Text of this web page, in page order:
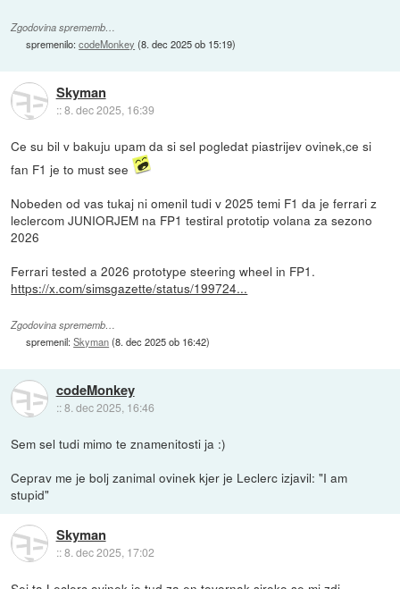
Zgodovina sprememb…
spremenilo:codeMonkey (8. dec 2025 ob 15:19)
Skyman
::8. dec 2025, 16:39
Ce su bil v bakuju upam da si sel pogledat piastrijev ovinek,ce si
fan F1 je to must see
Nobeden od vas tukaj ni omenil tudi v 2025 temi F1 da je ferrari z
leclercom JUNIORJEM na FP1 testiral prototip volana za sezono
2026
Ferrari tested a 2026 prototype steering wheel in FP1.
https://x.com/simsgazette/status/199724...
Zgodovina sprememb…
spremenil:Skyman(8. dec 2025 ob 16:42)
codeMonkey
::8. dec 2025, 16:46
Sem sel tudi mimo te znamenitosti ja :)
Ceprav me je bolj zanimal ovinek kjer je Leclerc izjavil: "I am
stupid"
Skyman
::8. dec 2025, 17:02